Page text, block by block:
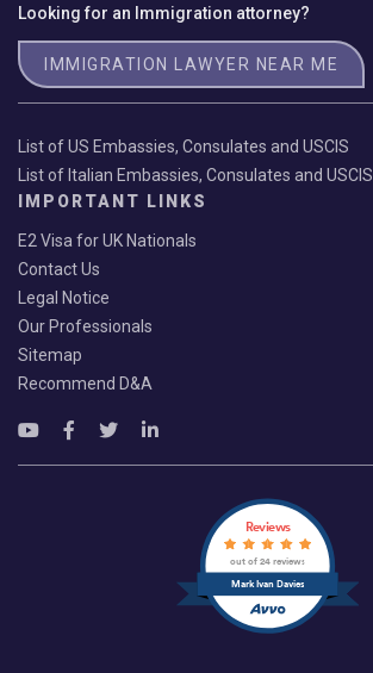
Looking for an Immigration attorney?
IMMIGRATION LAWYER NEAR ME
List of US Embassies, Consulates and USCIS
List of Italian Embassies, Consulates and USCIS
IMPORTANT LINKS
E2 Visa for UK Nationals
Contact Us
Legal Notice
Our Professionals
Sitemap
Recommend D&A
Mark Ivan Davies
Reviews
out of 24 reviews